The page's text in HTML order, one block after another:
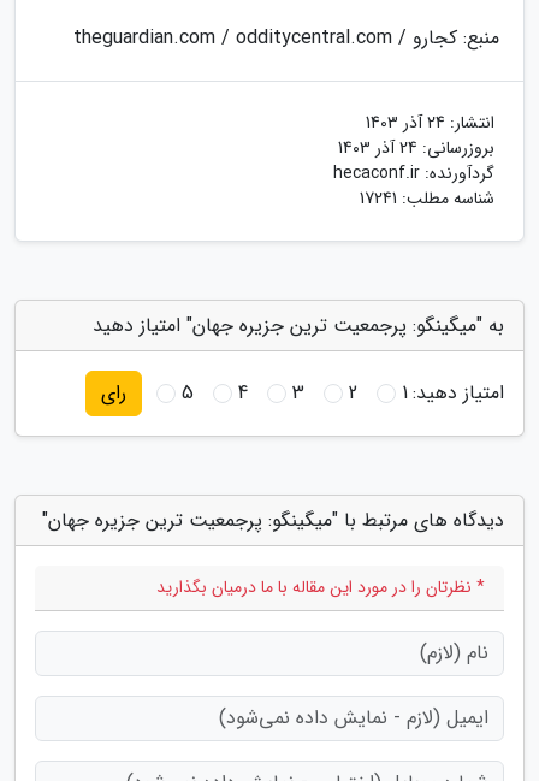
منبع: کجارو / theguardian.com / odditycentral.com
انتشار: 24 آذر 1403
بروزرسانی: 24 آذر 1403
گردآورنده: hecaconf.ir
شناسه مطلب: 17241
به "میگینگو: پرجمعیت ترین جزیره جهان" امتیاز دهید
امتیاز دهید:1
2
3
4
5 رای
دیدگاه های مرتبط با "میگینگو: پرجمعیت ترین جزیره جهان"
* نظرتان را در مورد این مقاله با ما درمیان بگذارید